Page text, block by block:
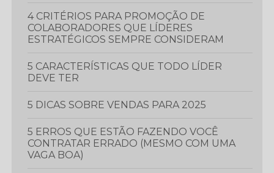
4 CRITÉRIOS PARA PROMOÇÃO DE
COLABORADORES QUE LÍDERES
ESTRATÉGICOS SEMPRE CONSIDERAM
5 CARACTERÍSTICAS QUE TODO LÍDER
DEVE TER
5 DICAS SOBRE VENDAS PARA 2025
5 ERROS QUE ESTÃO FAZENDO VOCÊ
CONTRATAR ERRADO (MESMO COM UMA
VAGA BOA)